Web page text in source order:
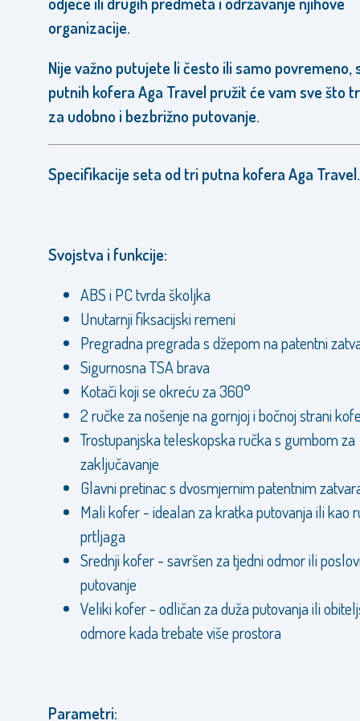
organizacije.
Nije važno putujete li često ili samo povremeno,
putnih kofera Aga Travel pružit će vam sve što
za udobno i bezbrižno putovanje.
Specifikacije seta od tri putna kofera Aga Travel.
Svojstva i funkcije:
ABS i PC tvrda školjka
Unutarnji fiksacijski remeni
Pregradna pregrada s džepom na patentni
Sigurnosna TSA brava
Kotači koji se okreću za 360°
2 ručke za nošenje na gornjoj i bočnoj strani
Trostupanjska teleskopska ručka s gumbom za
zaključavanje
Glavni pretinac s dvosmjernim patentnim
Mali kofer - idealan za kratka putovanja ili kao
prtljaga
Srednji kofer - savršen za tjedni odmor ili
putovanje
Veliki kofer - odličan za duža putovanja ili
odmore kada trebate više prostora
Parametri: